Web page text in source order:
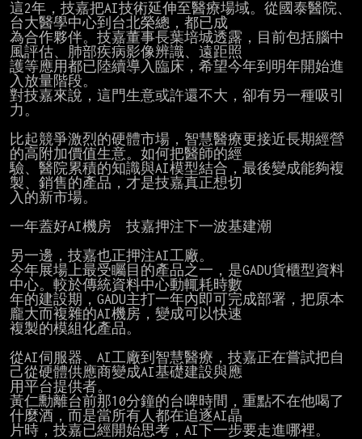
這2年，技嘉把AI技術延伸至醫療場域。從國泰醫院、
台大醫學中心到台北榮總，都已成
為合作夥伴。技嘉董事長葉培城透露，目前包括腦中
風評估、肺部疾病影像辨識、遠距照
護等應用都已陸續導入臨床，希望今年到明年開始進
入放量階段。
對技嘉來說，這門生意或許還不大，卻有另一種吸引
力。
比起競爭激烈的硬體市場，智慧醫療更接近長期經營
的高附加價值生意。如何把醫師的經
驗、醫院累積的知識與AI模型結合，最後變成能夠複
製、銷售的產品，才是技嘉真正想切
入的新市場。
一年蓋好AI機房　技嘉押注下一波基建潮
另一邊，技嘉也正押注AI工廠。
今年展場上最受矚目的產品之一，是GADU貨櫃型資料
中心。較於傳統資料中心動輒耗時數
年的建設期，GADU主打一年內即可完成部署，把原本
龐大而複雜的AI機房，變成可以快速
複製的模組化產品。
從AI伺服器、AI工廠到智慧醫療，技嘉正在嘗試把自
己從硬體供應商變成AI基礎建設與應
用平台提供者。
黃仁勳離台前那10分鐘的台啤時間，重點不在他喝了
什麼酒，而是當所有人都在追逐AI晶
片時，技嘉已經開始思考，AI下一步要走進哪裡。